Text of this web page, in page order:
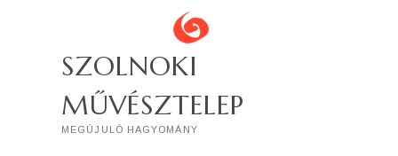
SZOLNOKI
MŰVÉSZTELEP
MEGÚJULÓ HAGYOMÁNY